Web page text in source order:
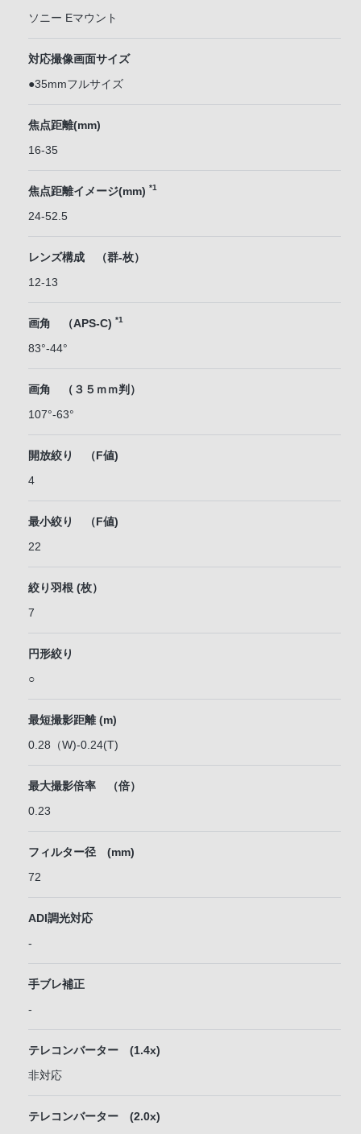
ソニー Eマウント
対応撮像画面サイズ
●35mmフルサイズ
焦点距離(mm)
16-35
焦点距離イメージ(mm) *1
24-52.5
レンズ構成 （群-枚）
12-13
画角 （APS-C) *1
83°-44°
画角 （３５ｍｍ判）
107°-63°
開放絞り （F値)
4
最小絞り （F値)
22
絞り羽根 (枚）
7
円形絞り
○
最短撮影距離 (m)
0.28（W)-0.24(T)
最大撮影倍率 （倍）
0.23
フィルター径 (mm)
72
ADI調光対応
-
手ブレ補正
-
テレコンバーター (1.4x)
非対応
テレコンバーター (2.0x)